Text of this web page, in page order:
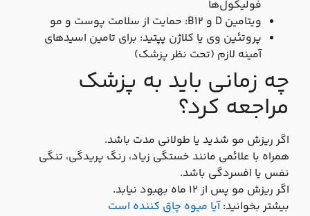
فولیکول‌ها
ویتامین D و B12: حمایت از سلامت پوست و مو
پروتئین وی یا کلاژن پپتید: برای تامین اسیدهای
آمینه لازم (تحت نظر پزشک)
چه زمانی باید به پزشک
مراجعه کرد؟
اگر ریزش مو شدید یا طولانی مدت باشد.
همراه با علائمی مانند خستگی زیاد، رنگ‌ پریدگی، تنگی
نفس یا افسردگی باشد.
اگر ریزش مو پس از ۱۲ ماه بهبود نیابد.
بیشتر بخوانید:آیا میوه چاق کننده است